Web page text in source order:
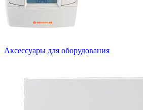
Аксессуары для оборудования